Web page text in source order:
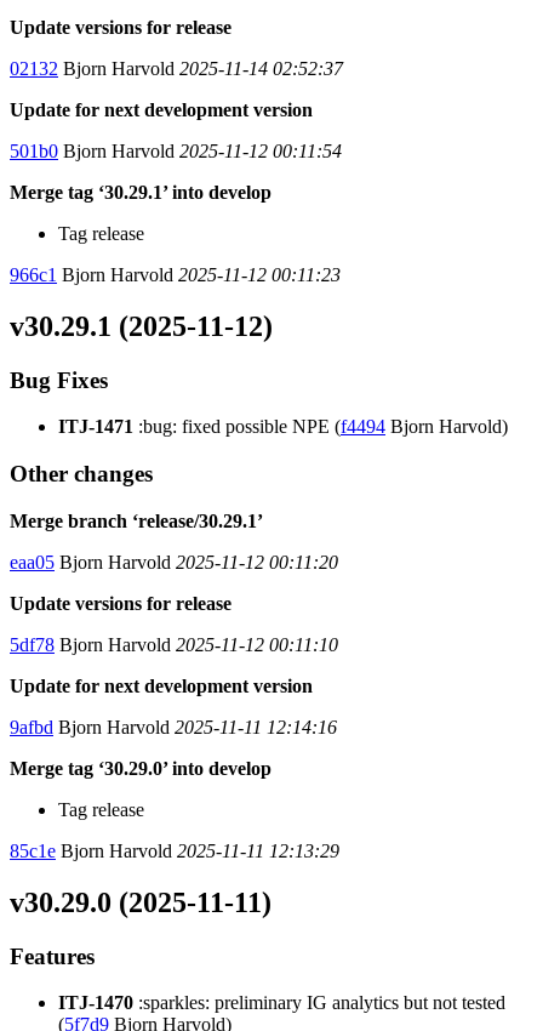
Update versions for release
02132 Bjorn Harvold 2025-11-14 02:52:37
Update for next development version
501b0 Bjorn Harvold 2025-11-12 00:11:54
Merge tag ‘30.29.1’ into develop
Tag release
966c1 Bjorn Harvold 2025-11-12 00:11:23
v30.29.1 (2025-11-12)
Bug Fixes
ITJ-1471 :bug: fixed possible NPE (f4494 Bjorn Harvold)
Other changes
Merge branch ‘release/30.29.1’
eaa05 Bjorn Harvold 2025-11-12 00:11:20
Update versions for release
5df78 Bjorn Harvold 2025-11-12 00:11:10
Update for next development version
9afbd Bjorn Harvold 2025-11-11 12:14:16
Merge tag ‘30.29.0’ into develop
Tag release
85c1e Bjorn Harvold 2025-11-11 12:13:29
v30.29.0 (2025-11-11)
Features
ITJ-1470 :sparkles: preliminary IG analytics but not tested
(5f7d9 Bjorn Harvold)